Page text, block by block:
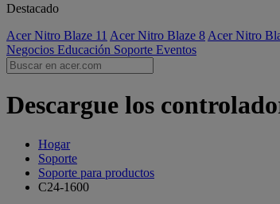
Destacado
Acer Nitro Blaze 11 Acer Nitro Blaze 8 Acer Nitro
Negocios Educación Soporte Eventos
Descargue los
Hogar
Soporte
Soporte para productos
C24-1600